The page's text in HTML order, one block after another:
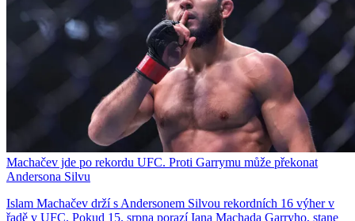
Machačev jde po rekordu UFC. Proti Garrymu může překonat
Andersona Silvu
Islam Machačev drží s Andersonem Silvou rekordních 16 výher v
řadě v UFC. Pokud 15. srpna porazí Iana Machada Garryho, stane